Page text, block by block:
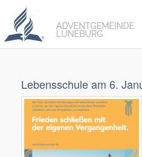
Lebensschule am 6.